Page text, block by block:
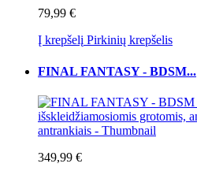
79,99 €
Į krepšelį Pirkinių krepšelis
FINAL FANTASY - BDSM...
349,99 €